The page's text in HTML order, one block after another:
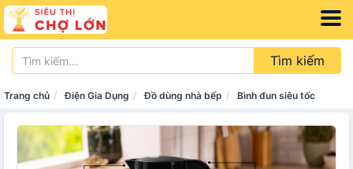
Tìm kiếm
Trang chủ Điện Gia Dụng Đồ dùng nhà bếp Bình đun siêu tốc